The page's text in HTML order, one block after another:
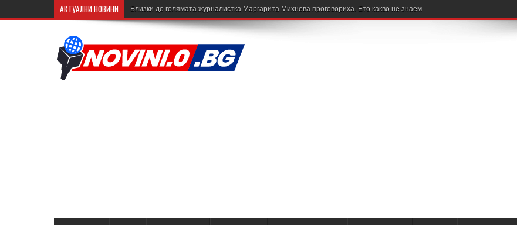
АКТУАЛНИ НОВИНИ Близки до голямата журналистка Маргарита Михнева проговориха. Ето какво не знаем